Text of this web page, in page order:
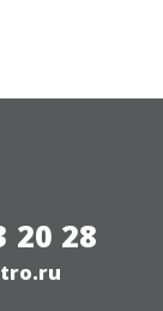
20 28